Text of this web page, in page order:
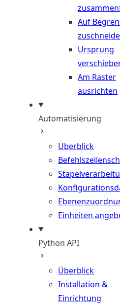
Auf
Ursprung
Am Raster
ausrichten
Automatisierung
Überblick
Einheiten
Python API
Überblick
Installation &
Einrichtung